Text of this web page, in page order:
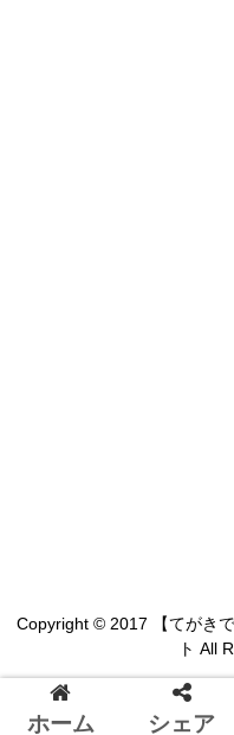
Copyright © 2017 【てがき
ト All
ホーム シェア